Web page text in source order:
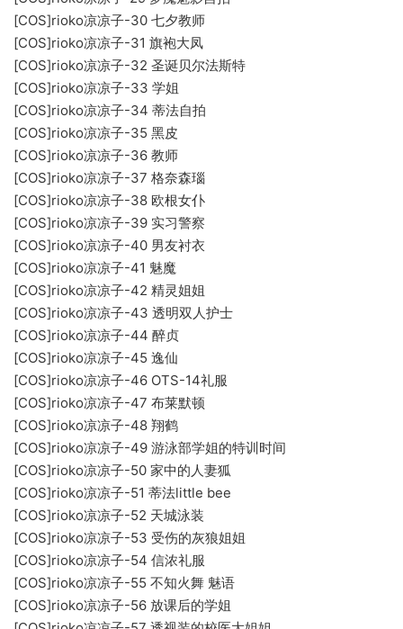
[COS]rioko凉凉子-30 七夕教师
[COS]rioko凉凉子-31 旗袍大凤
[COS]rioko凉凉子-32 圣诞贝尔法斯特
[COS]rioko凉凉子-33 学姐
[COS]rioko凉凉子-34 蒂法自拍
[COS]rioko凉凉子-35 黑皮
[COS]rioko凉凉子-36 教师
[COS]rioko凉凉子-37 格奈森瑙
[COS]rioko凉凉子-38 欧根女仆
[COS]rioko凉凉子-39 实习警察
[COS]rioko凉凉子-40 男友衬衣
[COS]rioko凉凉子-41 魅魔
[COS]rioko凉凉子-42 精灵姐姐
[COS]rioko凉凉子-43 透明双人护士
[COS]rioko凉凉子-44 醉贞
[COS]rioko凉凉子-45 逸仙
[COS]rioko凉凉子-46 OTS-14礼服
[COS]rioko凉凉子-47 布莱默顿
[COS]rioko凉凉子-48 翔鹤
[COS]rioko凉凉子-49 游泳部学姐的特训时间
[COS]rioko凉凉子-50 家中的人妻狐
[COS]rioko凉凉子-51 蒂法little bee
[COS]rioko凉凉子-52 天城泳装
[COS]rioko凉凉子-53 受伤的灰狼姐姐
[COS]rioko凉凉子-54 信浓礼服
[COS]rioko凉凉子-55 不知火舞 魅语
[COS]rioko凉凉子-56 放课后的学姐